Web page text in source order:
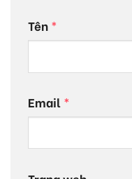
Tên*
Email*